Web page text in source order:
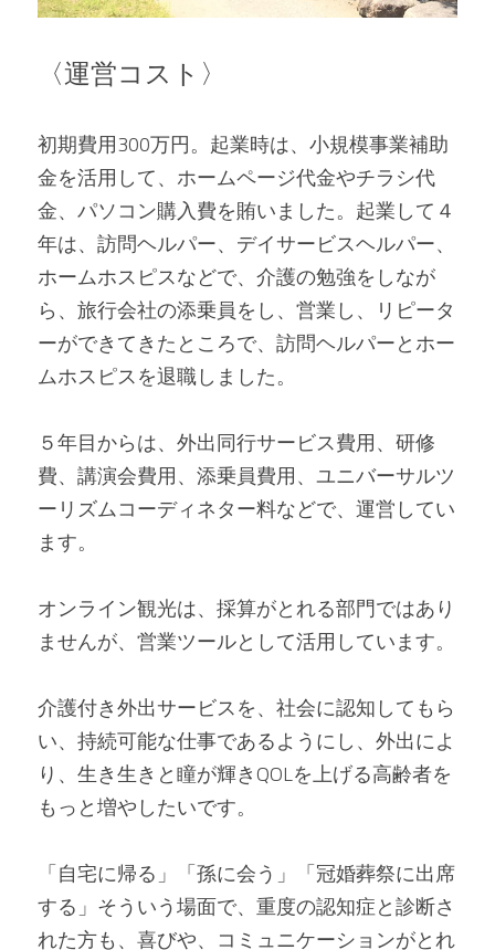
〈運営コスト〉
初期費用300万円。起業時は、小規模事業補助
金を活用して、ホームページ代金やチラシ代
金、パソコン購入費を賄いました。起業して４
年は、訪問ヘルパー、デイサービスヘルパー、
ホームホスピスなどで、介護の勉強をしなが
ら、旅行会社の添乗員をし、営業し、リピータ
ーができてきたところで、訪問ヘルパーとホー
ムホスピスを退職しました。
５年目からは、外出同行サービス費用、研修
費、講演会費用、添乗員費用、ユニバーサルツ
ーリズムコーディネター料などで、運営してい
ます。
オンライン観光は、採算がとれる部門ではあり
ませんが、営業ツールとして活用しています。
介護付き外出サービスを、社会に認知してもら
い、持続可能な仕事であるようにし、外出によ
り、生き生きと瞳が輝きQOLを上げる高齢者を
もっと増やしたいです。
「自宅に帰る」「孫に会う」「冠婚葬祭に出席
する」そういう場面で、重度の認知症と診断さ
れた方も、喜びや、コミュニケーションがとれ